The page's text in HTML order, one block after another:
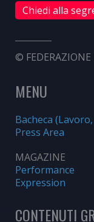
Chiedi alla
©
MENU
Bacheca
Press Area
MAGAZINE
Performance
Expression
CONTENUTI